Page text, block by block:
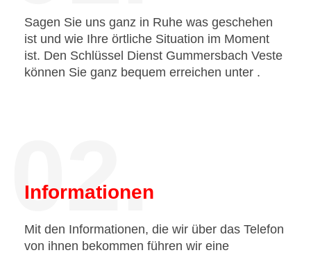
Sagen Sie uns ganz in Ruhe was geschehen
ist und wie Ihre örtliche Situation im Moment
ist. Den Schlüssel Dienst Gummersbach Veste
können Sie ganz bequem erreichen unter .
02.
Informationen
Mit den Informationen, die wir über das Telefon
von ihnen bekommen führen wir eine